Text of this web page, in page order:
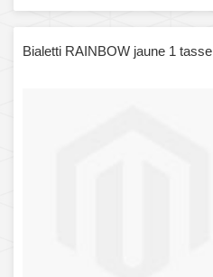
Bialetti RAINBOW jaune 1 tasse